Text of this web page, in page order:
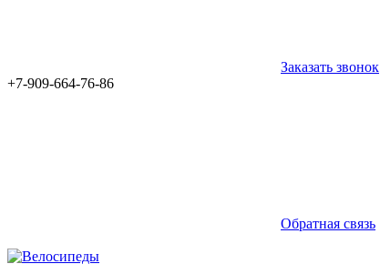
Заказать звонок
+7-909-664-76-86
Обратная связь